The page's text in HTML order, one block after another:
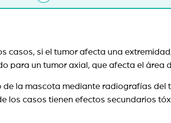
casos, si el tumor afecta una
para un tumor axial, que afecta el área
la mascota mediante radiografías del
los casos tienen efectos secundarios